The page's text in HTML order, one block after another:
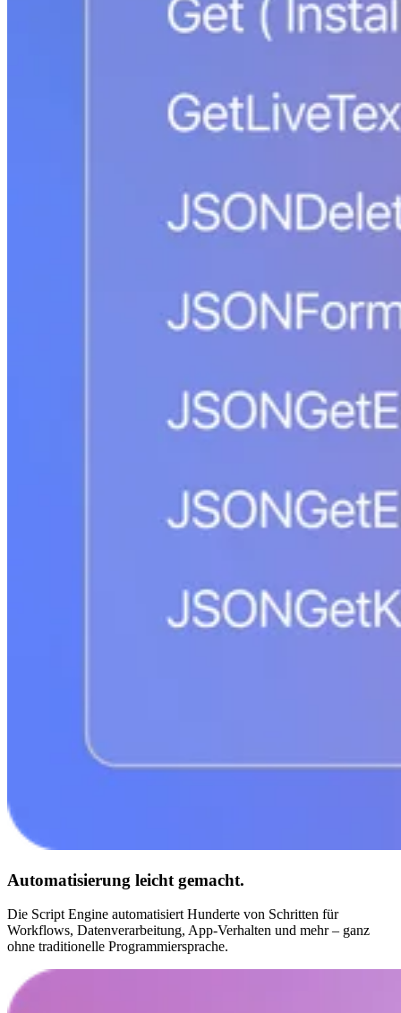
Automatisierung leicht gemacht.
Die Script Engine automatisiert Hunderte von Schritten für
Workflows, Datenverarbeitung, App-Verhalten und mehr – ganz
ohne traditionelle Programmiersprache.